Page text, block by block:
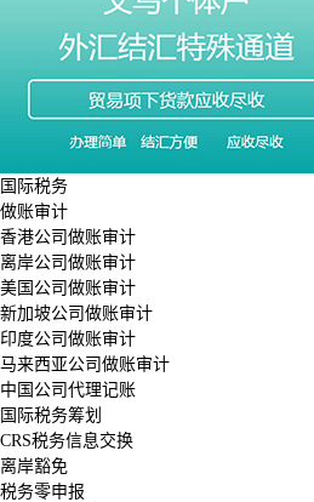
国际税务
做账审计
香港公司做账审计
离岸公司做账审计
美国公司做账审计
新加坡公司做账审计
印度公司做账审计
马来西亚公司做账审计
中国公司代理记账
国际税务筹划
CRS税务信息交换
离岸豁免
税务零申报